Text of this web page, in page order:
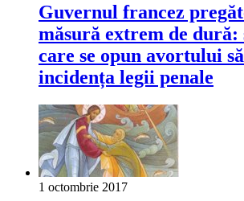
Guvernul francez
măsură extrem de
care se opun avortului
incidența legii penale
1 octombrie 2017